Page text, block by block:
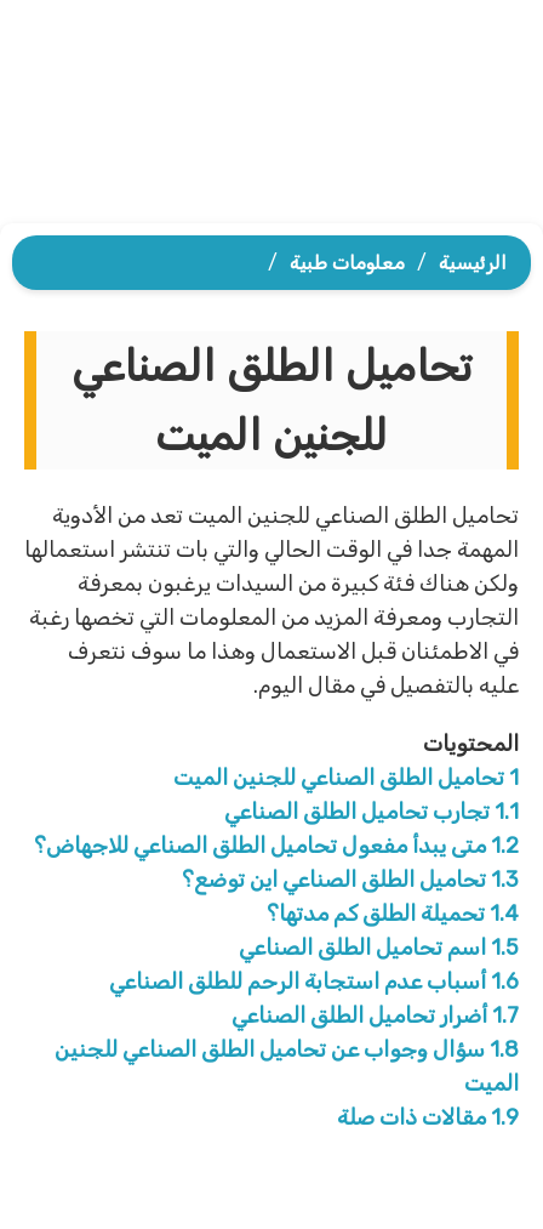
الرئيسية / معلومات طبية /
تحاميل الطلق الصناعي
للجنين الميت
تحاميل الطلق الصناعي للجنين الميت تعد من الأدوية
المهمة جدا في الوقت الحالي والتي بات تنتشر استعمالها
ولكن هناك فئة كبيرة من السيدات يرغبون بمعرفة
التجارب ومعرفة المزيد من المعلومات التي تخصها رغبة
في الاطمئنان قبل الاستعمال وهذا ما سوف نتعرف
عليه بالتفصيل في مقال اليوم.
المحتويات
1 تحاميل الطلق الصناعي للجنين الميت
1.1 تجارب تحاميل الطلق الصناعي
1.2 متى يبدأ مفعول تحاميل الطلق الصناعي للاجهاض؟
1.3 تحاميل الطلق الصناعي اين توضع؟
1.4 تحميلة الطلق كم مدتها؟
1.5 اسم تحاميل الطلق الصناعي
1.6 أسباب عدم استجابة الرحم للطلق الصناعي
1.7 أضرار تحاميل الطلق الصناعي
1.8 سؤال وجواب عن تحاميل الطلق الصناعي للجنين
الميت
1.9 مقالات ذات صلة